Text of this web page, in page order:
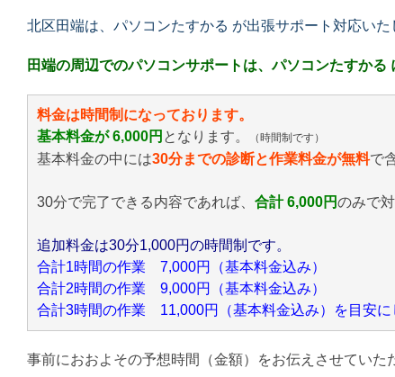
北区田端は、パソコンたすかる が出張サポート対応いた
田端の周辺でのパソコンサポートは、パソコンたすかる
料金は時間制になっております。
基本料金が 6,000円 となります。 （時間制です）
基本料金の中には30分までの診断と作業料金が無料で
30分で完了できる内容であれば、 合計 6,000円のみで
追加料金は30分1,000円の時間制です。
合計1時間の作業 7,000円（基本料金込み）
合計2時間の作業 9,000円（基本料金込み）
合計3時間の作業 11,000円（基本料金込み）を目安に
事前におおよその予想時間（金額）をお伝えさせていた